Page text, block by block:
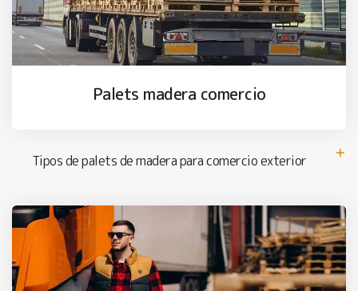
Palets madera comercio
Tipos de palets de madera para comercio exterior